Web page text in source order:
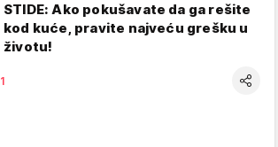
STIDE: Ako pokušavate da ga rešite
kod kuće, pravite najveću grešku u
životu!
1